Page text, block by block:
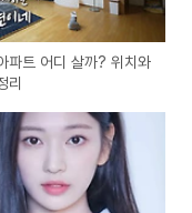
파트 어디 살까? 위치와
리